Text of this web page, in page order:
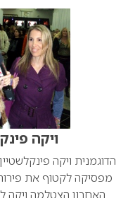
ויקה
הדוגמנית ויקה
מפסיקה לקטוף את
האחרון הצטלמה ויקה